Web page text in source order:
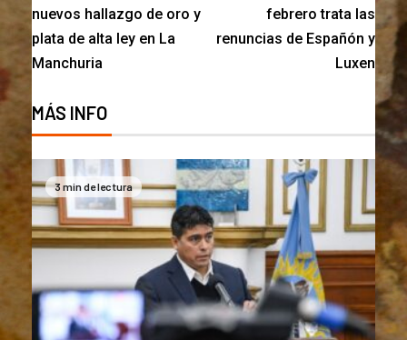
nuevos hallazgo de oro y
plata de alta ley en La
Manchuria
febrero trata las
renuncias de Españón y
Luxen
MÁS INFO
3 min de lectura